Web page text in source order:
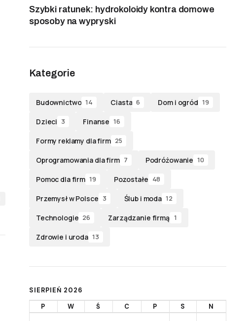
Szybki ratunek: hydrokoloidy kontra domowe
sposoby na wypryski
Kategorie
Budownictwo 14 Ciasta 6 Dom i ogród 19
Dzieci 3 Finanse 16
Formy reklamy dla firm 25
Oprogramowania dla firm 7 Podróżowanie 10
Pomoc dla firm 19 Pozostałe 48
Przemysł w Polsce 3 Ślub i moda 12
Technologie 26 Zarządzanie firmą 1
Zdrowie i uroda 13
SIERPIEŃ 2026
P
W Ś C P S N